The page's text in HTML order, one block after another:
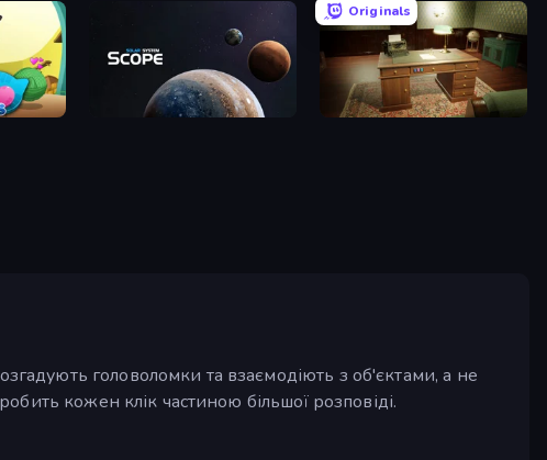
Solar System Scope
Originals
Vintage Escape
головоломки та взаємодіють з об'єктами, а не
кожен клік частиною більшої розповіді.